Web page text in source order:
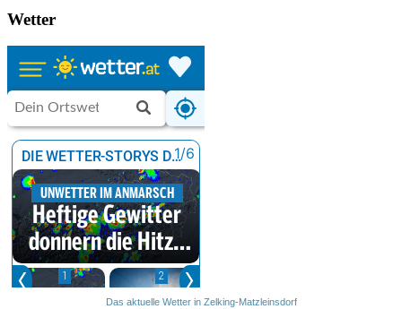
Wetter
Das aktuelle Wetter in Zelking-Matzleinsdorf